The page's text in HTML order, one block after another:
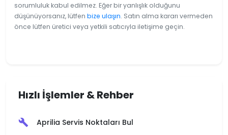
sorumluluk kabul edilmez. Eğer bir yanlışlık olduğunu
düşünüyorsanız, lütfen bize ulaşın. Satın alma kararı vermeden
önce lütfen üretici veya yetkili satıcıyla iletişime geçin.
Hızlı İşlemler & Rehber
build Aprilia Servis Noktaları Bul